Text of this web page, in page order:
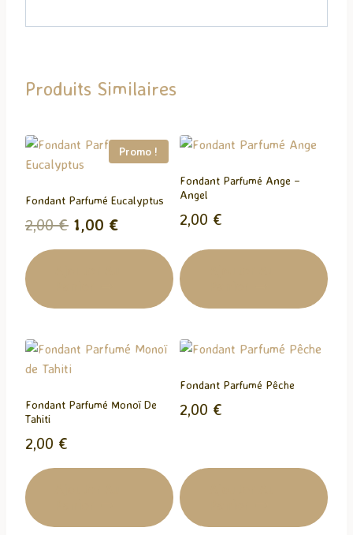
a
e
n
t
Produits Similaires
Promo !
Fondant Parfumé Eucalyptus
2,00€ Le
prix
2,00 €.
1,00 €
prix
1,00 €.
Fondant Parfumé Ange –
Angel
2,00 €
Fondant Parfumé Monoï De
Tahiti
2,00 €
Fondant Parfumé Pêche
2,00 €